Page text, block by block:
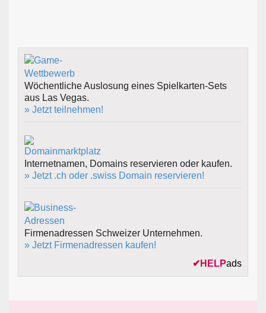
Wöchentliche Auslosung eines Spielkarten-Sets
aus Las Vegas.
» Jetzt teilnehmen!
Internetnamen, Domains reservieren oder kaufen.
» Jetzt .ch oder .swiss Domain reservieren!
Firmenadressen Schweizer Unternehmen.
» Jetzt Firmenadressen kaufen!
✔ HELPads